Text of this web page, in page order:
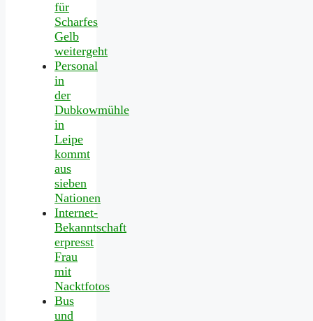
für
Scharfes
Gelb
weitergeht
Personal
in
der
Dubkowmühle
in
Leipe
kommt
aus
sieben
Nationen
Internet-
Bekanntschaft
erpresst
Frau
mit
Nacktfotos
Bus
und